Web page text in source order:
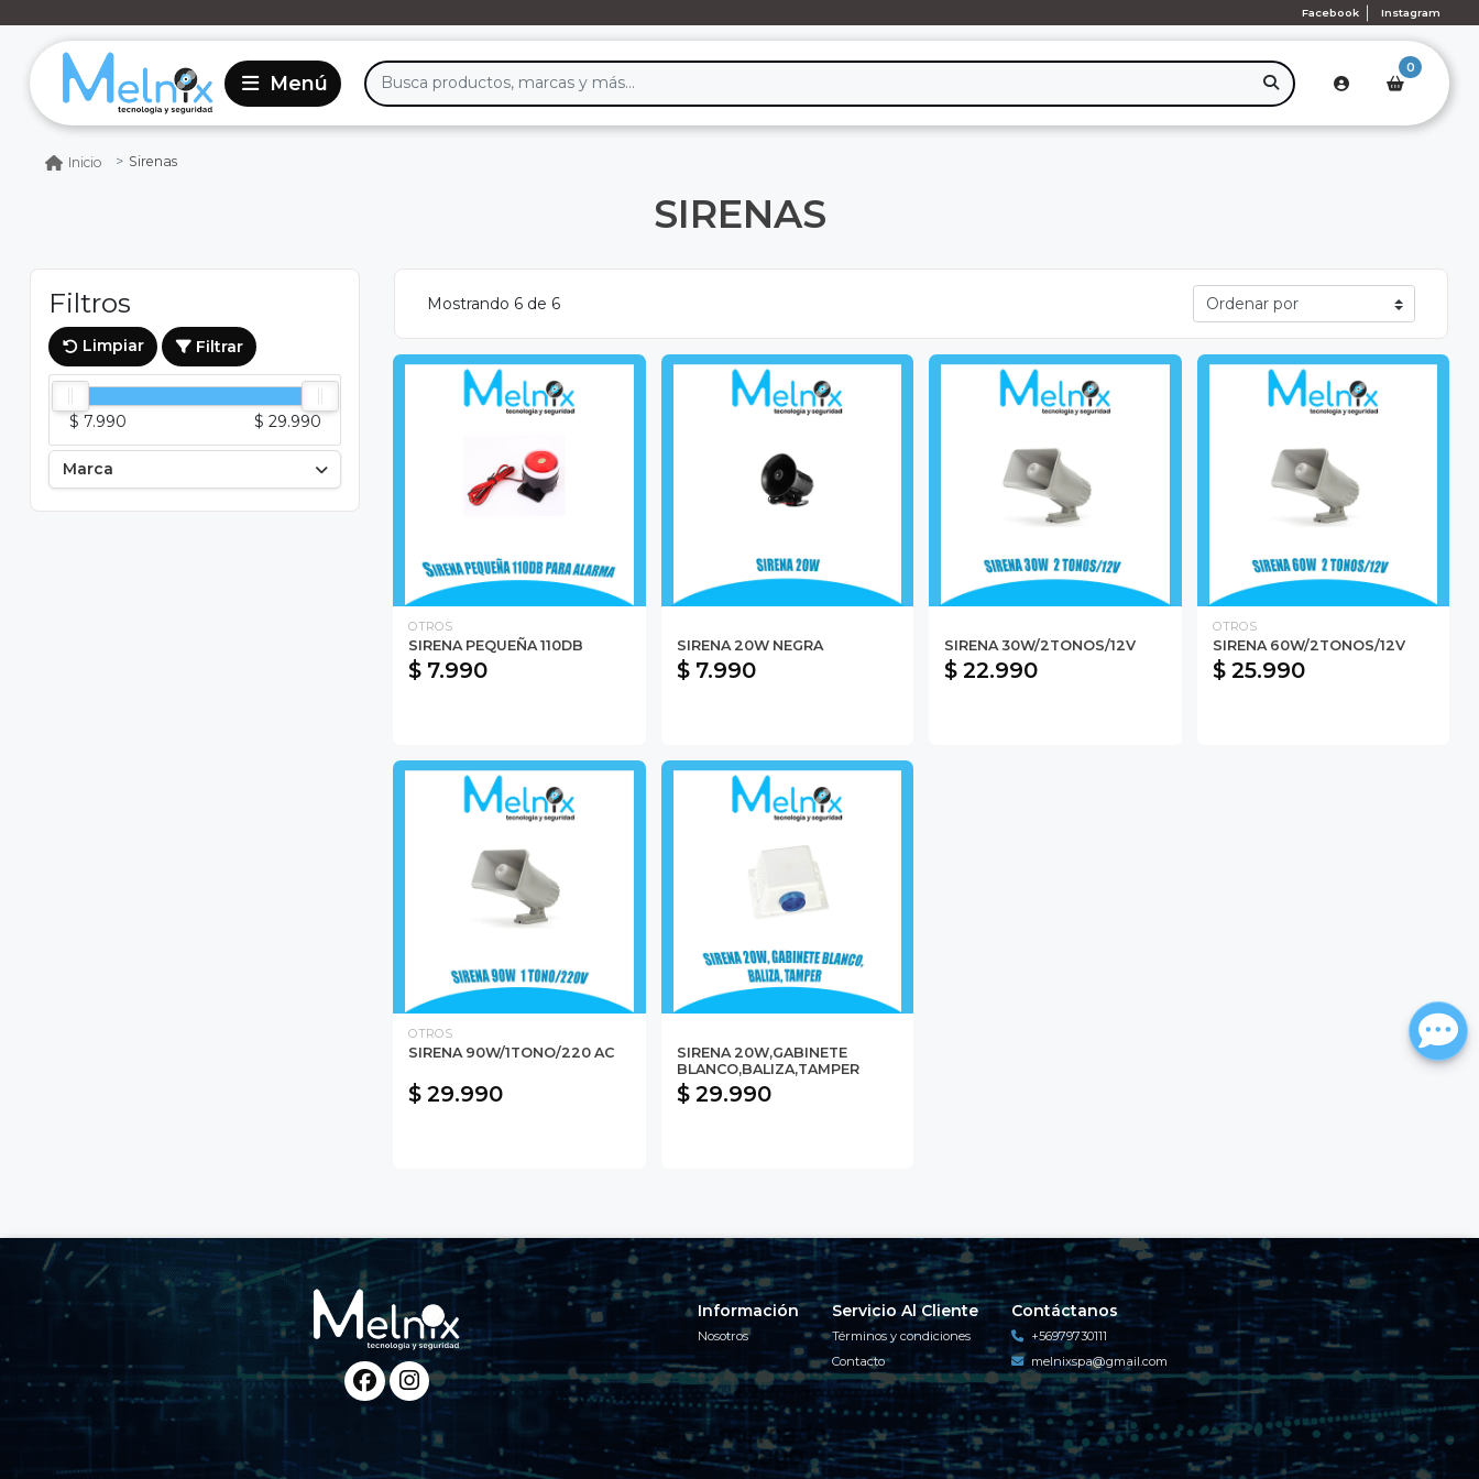
Facebook Instagram
0
Inicio Sirenas
SIRENAS
Filtros
Limpiar Filtrar
$ 7.990 $ 29.990
Marca
Mostrando 6 de 6
OTROS
SIRENA PEQUEÑA 110DB
$ 7.990
SIRENA 20W NEGRA
$ 7.990
SIRENA 30W/2TONOS/12V
$ 22.990
OTROS
SIRENA 60W/2TONOS/12V
$ 25.990
OTROS
SIRENA 90W/1TONO/220 AC
$ 29.990
SIRENA 20W,GABINETE
BLANCO,BALIZA,TAMPER
$ 29.990
Información
Nosotros
Servicio Al Cliente
Términos y condiciones
Contacto
Contáctanos
+56979730111
melnixspa@gmail.com